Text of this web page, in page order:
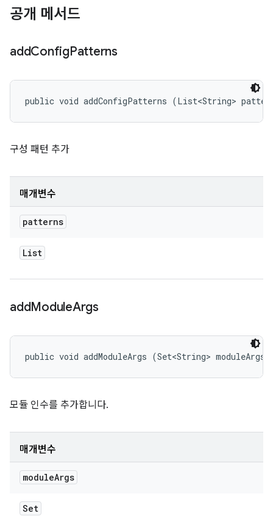
공개 메서드
addConfigPatterns
public void addConfigPatterns (List<String>
구성 패턴 추가
매개변수
patterns
List
addModuleArgs
public void addModuleArgs (Set<String> moduleArgs)
모듈 인수를 추가합니다.
매개변수
moduleArgs
Set